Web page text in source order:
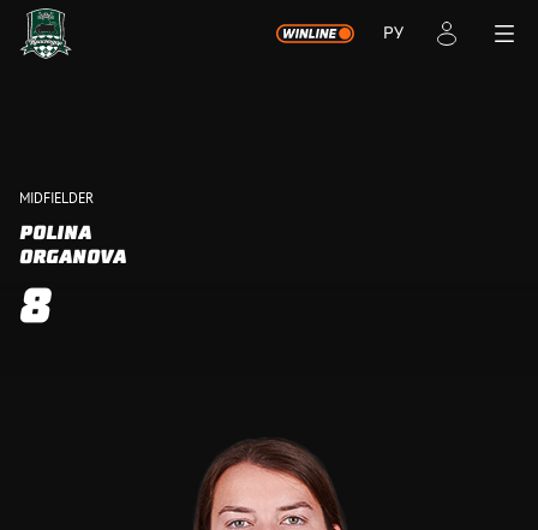
РУ
MIDFIELDER
POLINA
ORGANOVA
8